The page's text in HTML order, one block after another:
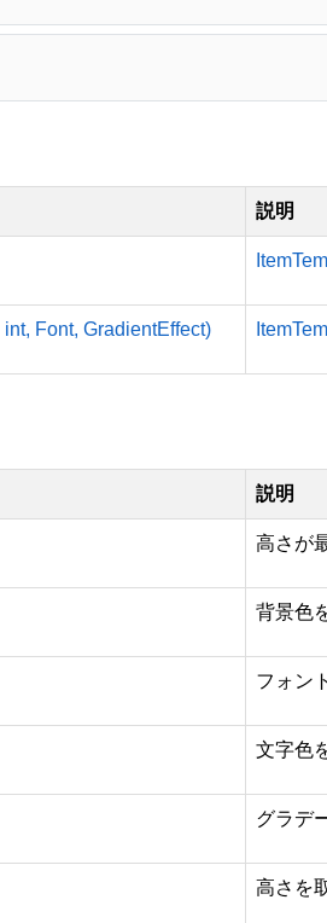
説明
Font, GradientEffect)
説明
高さが
背景色
フォン
文字色
グラデ
高さを